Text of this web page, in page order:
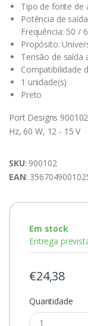
Tipo de fonte de
Potência de
Frequência: 50 /
Propósito:
Tensão de saída
Compatibilidade
1 unidade(s)
Preto
Port Designs
Hz, 60 W, 12 - 15 V
SKU: 900102
EAN:
Em stock
Entrega
€24,38
Quantidade